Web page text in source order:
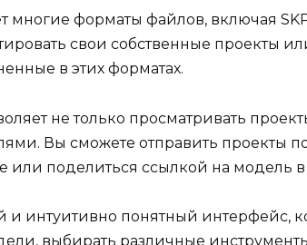
форматы файлов, включая
свои собственные проекты
в этих форматах.
не только просматривать
Вы сможете отправить проекты
или поделиться ссылкой на модель
интуитивно понятный интерфейс,
выбирать различные